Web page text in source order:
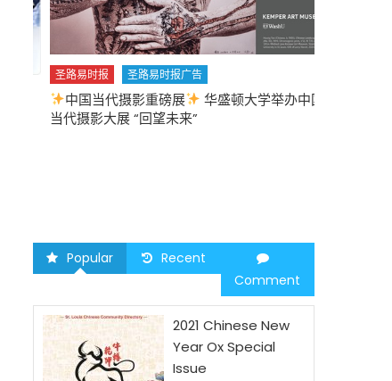
圣路易时报 圣路易时报广告
中国当代摄影重磅展
华盛顿大学举办中国
当代摄影大展 “回望未来”
Popular
Recent
Comment
2021 Chinese New
Year Ox Special
Issue